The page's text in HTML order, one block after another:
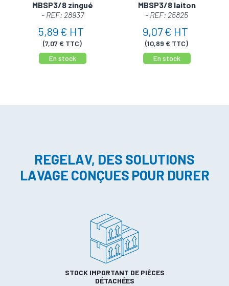
MBSP3/8 zingué
- REF: 28937
5,89 € HT
(7,07 € TTC)
En stock
MBSP3/8 laiton
- REF: 25825
9,07 € HT
(10,89 € TTC)
En stock
REGELAV, DES SOLUTIONS
LAVAGE CONÇUES POUR DURER
STOCK IMPORTANT DE PIÈCES
DÉTACHÉES